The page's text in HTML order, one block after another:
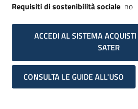
Requisiti di sostenibilità sociale no
ACCEDI AL SISTEMA
SATER
CONSULTA LE GUIDE ALL'USO